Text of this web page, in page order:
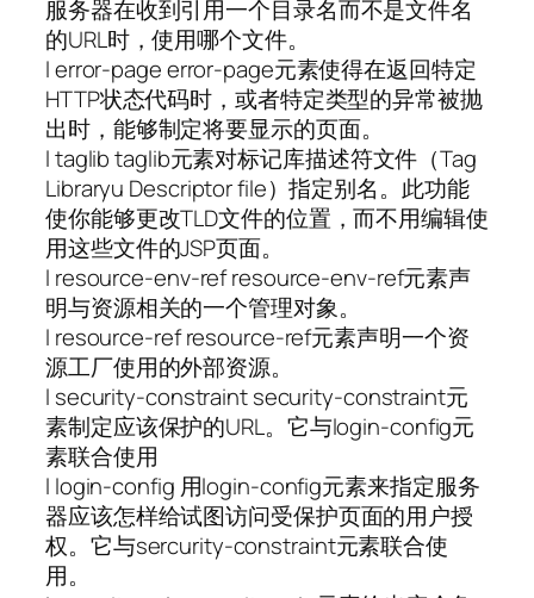
服务器在收到引用一个目录名而不是文件名
的URL时，使用哪个文件。
l error-page error-page元素使得在返回特定
HTTP状态代码时，或者特定类型的异常被抛
出时，能够制定将要显示的页面。
l taglib taglib元素对标记库描述符文件（Tag
Libraryu Descriptor file）指定别名。此功能
使你能够更改TLD文件的位置，而不用编辑使
用这些文件的JSP页面。
l resource-env-ref resource-env-ref元素声
明与资源相关的一个管理对象。
l resource-ref resource-ref元素声明一个资
源工厂使用的外部资源。
l security-constraint security-constraint元
素制定应该保护的URL。它与login-config元
素联合使用
l login-config 用login-config元素来指定服务
器应该怎样给试图访问受保护页面的用户授
权。它与sercurity-constraint元素联合使
用。